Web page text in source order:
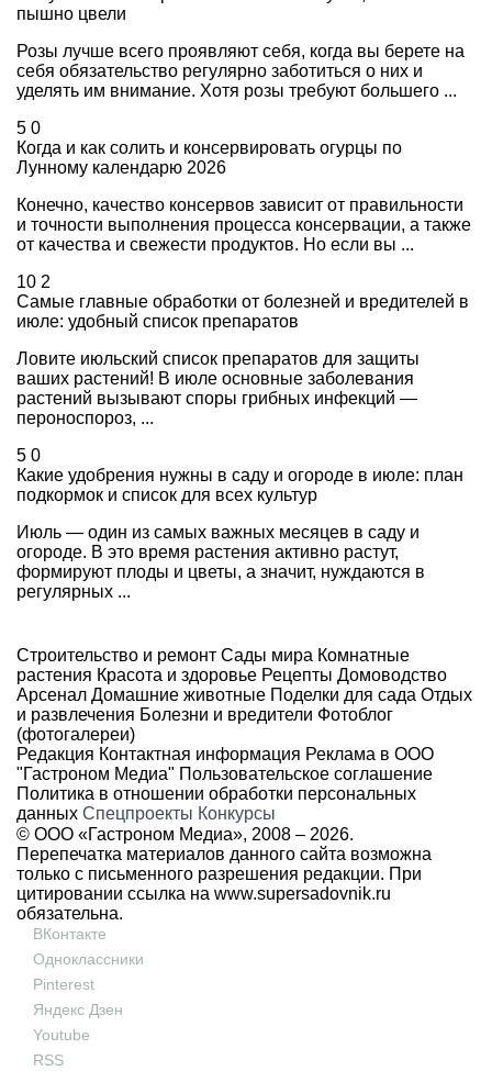
пышно цвели
Розы лучше всего проявляют себя, когда вы берете на
себя обязательство регулярно заботиться о них и
уделять им внимание. Хотя розы требуют большего ...
5 0
Когда и как солить и консервировать огурцы по
Лунному календарю 2026
Конечно, качество консервов зависит от правильности
и точности выполнения процесса консервации, а также
от качества и свежести продуктов. Но если вы ...
10 2
Самые главные обработки от болезней и вредителей в
июле: удобный список препаратов
Ловите июльский список препаратов для защиты
ваших растений! В июле основные заболевания
растений вызывают споры грибных инфекций —
пероноспороз, ...
5 0
Какие удобрения нужны в саду и огороде в июле: план
подкормок и список для всех культур
Июль — один из самых важных месяцев в саду и
огороде. В это время растения активно растут,
формируют плоды и цветы, а значит, нуждаются в
регулярных ...
Строительство и ремонт Сады мира Комнатные
растения Красота и здоровье Рецепты Домоводство
Арсенал Домашние животные Поделки для сада Отдых
и развлечения Болезни и вредители Фотоблог
(фотогалереи)
Редакция Контактная информация Реклама в ООО
"Гастроном Медиа" Пользовательское соглашение
Политика в отношении обработки персональных
данных Спецпроекты Конкурсы
© ООО «Гастроном Медиа», 2008 – 2026.
Перепечатка материалов данного сайта возможна
только с письменного разрешения редакции. При
цитировании ссылка на www.supersadovnik.ru
обязательна.
ВКонтакте
Одноклассники
Pinterest
Яндекс Дзен
Youtube
RSS